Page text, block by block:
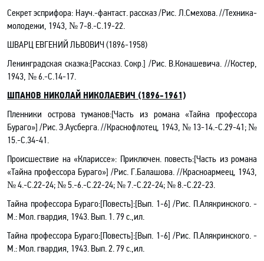
Секрет эсприфора: Науч.-фантаст. рассказ /Рис. Л.Смехова. //Техника-
молодежи, 1943, № 7-8.-C.19-22.
ШВАРЦ ЕВГЕНИЙ ЛЬВОВИЧ (1896-1958)
Ленинградская сказка:[Рассказ. Сокр.] /Рис. В.Конашевича.//Костер,
1943, № 6.-C.14-17.
ШПАНОВ НИКОЛАЙ НИКОЛАЕВИЧ (1896-1961)
Пленники острова туманов:[Часть из романа«Тайна профессора
Бураго»] /Рис. Э.Аусберга. //Краснофлотец, 1943, № 13-14.-C.29-41; №
15.-C.34-41.
Происшествие на «Клариссе»: Приключен. повесть:[Часть из романа
«Тайна профессора Бураго»] /Рис. Г.Балашова. //Красноармеец, 1943,
№ 4.-C.22-24; № 5.-6.-C.22-24; № 7.-C.22-24; № 8.-C.22-23.
Тайна профессора Бураго:[Повесть]:[Вып. 1-6] /Рис. П.Алякринского.-
М.: Мол. гвардия, 1943. Вып. 1. 79 с.,ил.
Тайна профессора Бураго:[Повесть]:[Вып. 1-6] /Рис. П.Алякринского.-
М.: Мол. гвардия, 1943. Вып. 2. 79 с.,ил.